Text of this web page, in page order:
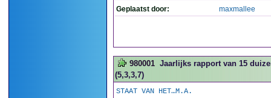
Geplaatst door: maxmallee
980001 Jaarlijks rapport van 15
(5,3,3,7)
STAAT VAN HET…M.A.